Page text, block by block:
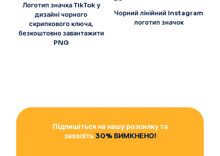
Логотип значка TikTok у
дизайні чорного
скрипкового ключа,
безкоштовно завантажити
PNG
Чорний лінійний Instagram
логотип значок
Підпишіться на нашу розсилку та
захопіть30% ВИМКНЕНО!